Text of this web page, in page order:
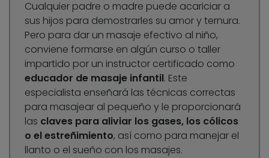
Cualquier padre o madre puede acariciar a
sus hijos para demostrarles su amor y ternura.
Pero para dar un masaje efectivo al niño,
conviene formarse en algún curso o taller
impartido por un instructor certificado como
educador de masaje infantil. Este
especialista enseñará las técnicas correctas
para masajear al pequeño y le proporcionará
las claves para aliviar los gases, los cólicos
o el estreñimiento, así como para manejar el
llanto o el sueño con los masajes.